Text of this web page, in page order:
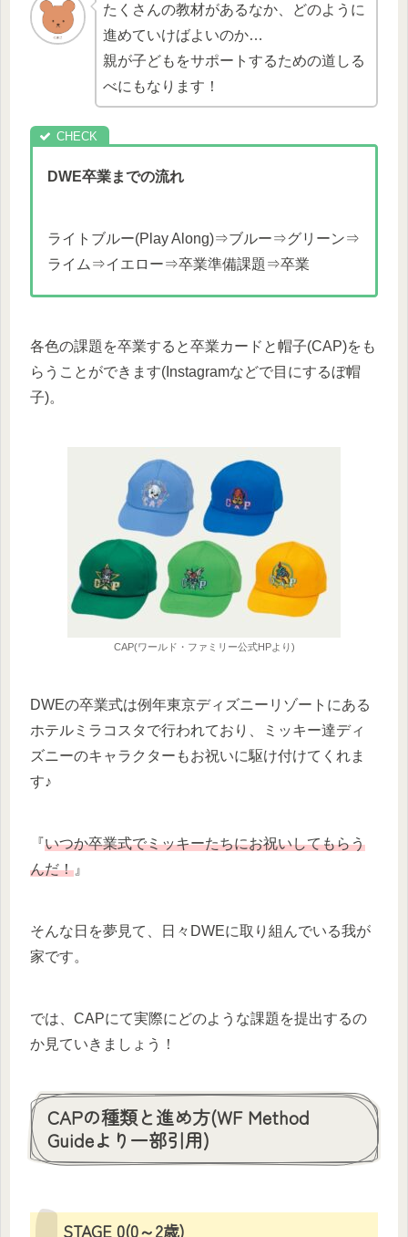
たくさんの教材があるなか、どのように
進めていけばよいのか…
親が子どもをサポートするための道しる
べにもなります！
DWE卒業までの流れ
ライトブルー(Play Along)⇒ブルー⇒グリーン⇒
ライム⇒イエロー⇒卒業準備課題⇒卒業
各色の課題を卒業すると卒業カードと帽子(CAP)をも
らうことができます(Instagramなどで目にするぼ帽
子)。
CAP(ワールド・ファミリー公式HPより)
DWEの卒業式は例年東京ディズニーリゾートにある
ホテルミラコスタで行われており、ミッキー達ディ
ズニーのキャラクターもお祝いに駆け付けてくれま
す♪
『いつか卒業式でミッキーたちにお祝いしてもらう
んだ！ 』
そんな日を夢見て、日々DWEに取り組んでいる我が
家です。
では、CAPにて実際にどのような課題を提出するの
か見ていきましょう！
CAPの種類と進め方(WF Method
Guideより一部引用)
STAGE 0(0～2歳)